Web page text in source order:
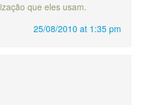
que eles usam.
25/08/2010 at 1:35 pm